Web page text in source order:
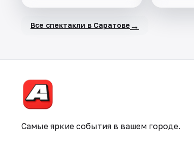
Все спектакли в Саратове →
Самые яркие события в вашем городе.